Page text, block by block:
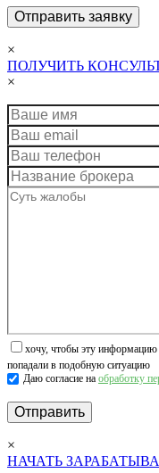
×
ПОЛУЧИТЬ
×
хочу, чтобы эту информацию
попадали в подобную ситуацию
Даю согласие на обработку
×
НАЧАТЬ